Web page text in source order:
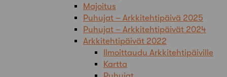
Majoitus
Puhujat – Arkkitehtipäivä 2025
Puhujat – Arkkitehtipäivät 2024
Arkkitehtipäivät 2022
Ilmoittaudu Arkkitehtipäiville
Kartta